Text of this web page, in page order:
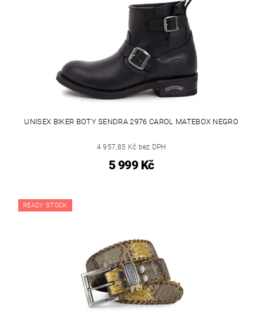
UNISEX BIKER BOTY SENDRA 2976 CAROL MATEBOX NEGRO
4 957,85 Kč bez DPH
5 999 Kč
READY STOCK